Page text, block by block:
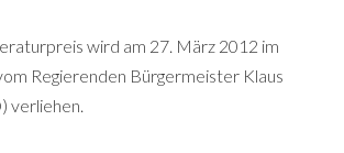
wird am 27. März 2012 im
Regierenden Bürgermeister Klaus
verliehen.